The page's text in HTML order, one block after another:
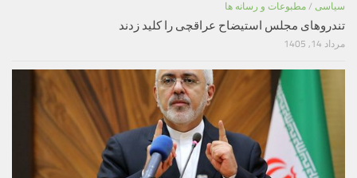
سیاسی / مطبوعات و رسانه ها
تندروهای مجلس استیضاح عراقچی را کلید زدند
مرداد 14, 1405